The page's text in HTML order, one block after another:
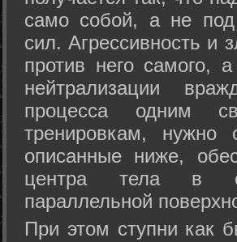
само собой, а не под
сил. Агрессивность и
против него самого,
нейтрализации
процесса одним
тренировкам, нужно
описанные ниже,
центра тела в
параллельной
При этом ступни как